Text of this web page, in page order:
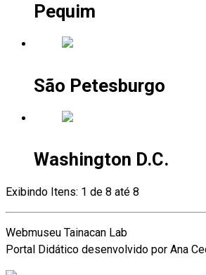
Pequim
São Petesburgo
Washington D.C.
Exibindo Itens: 1 de 8 até 8
Webmuseu Tainacan Lab
Portal Didático desenvolvido por Ana